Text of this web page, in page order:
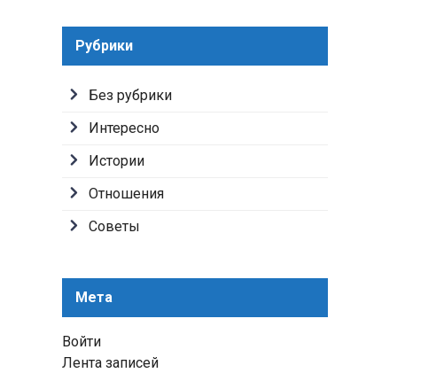
Рубрики
Без рубрики
Интересно
Истории
Отношения
Советы
Мета
Войти
Лента записей